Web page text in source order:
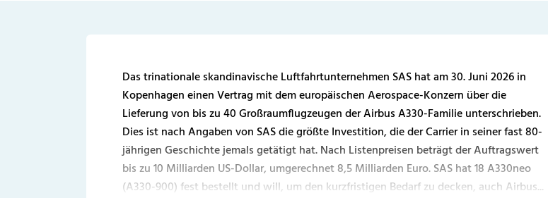
Das trinationale skandinavische Luftfahrtunternehmen SAS hat am 30. Juni 2026 in
Kopenhagen einen Vertrag mit dem europäischen Aerospace-Konzern über die
Lieferung von bis zu 40 Großraumflugzeugen der Airbus A330-Familie unterschrieben.
Dies ist nach Angaben von SAS die größte Investition, die der Carrier in seiner fast 80-
jährigen Geschichte jemals getätigt hat. Nach Listenpreisen beträgt der Auftragswert
bis zu 10 Milliarden US-Dollar, umgerechnet 8,5 Milliarden Euro. SAS hat 18 A330neo
(A330-900) fest bestellt und will, um den kurzfristigen Bedarf zu decken, auch Airbus...